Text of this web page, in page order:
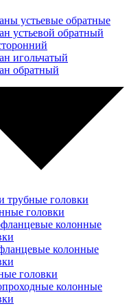
устьевые обратные
устьевой обратный
игольчатый
обратный
трубные головки
головки
колонные
колонные
головки
колонные